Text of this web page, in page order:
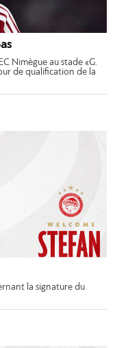
Nimègue au stade «G.
de qualification de la
la signature du